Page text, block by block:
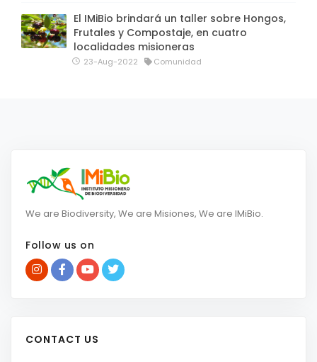
El IMiBio brindará un taller sobre Hongos,
Frutales y Compostaje, en cuatro
localidades misioneras
23-Aug-2022 Comunidad
We are Biodiversity, We are Misiones, We are IMiBio.
Follow us on
CONTACT US